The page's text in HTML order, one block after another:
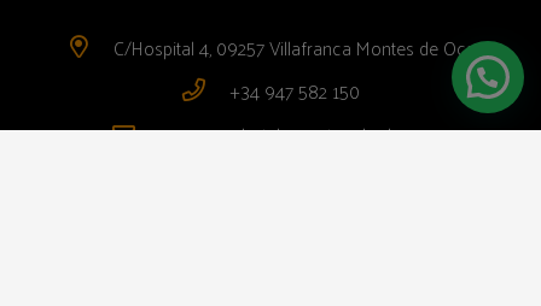
C/Hospital 4, 09257 Villafranca Montes de Oca
+34 947 582 150
reservas@hotelsanantonabad.com